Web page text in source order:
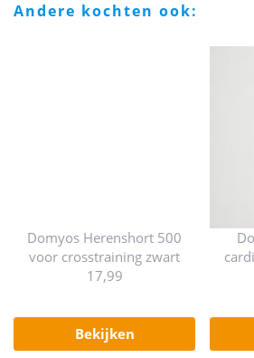
andere kochten ook:
Domyos Herenshort 500
voor crosstraining zwart
17,99
bekijken